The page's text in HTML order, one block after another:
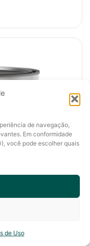
de navegação,
Em conformidade
você pode escolher quais
de Uso